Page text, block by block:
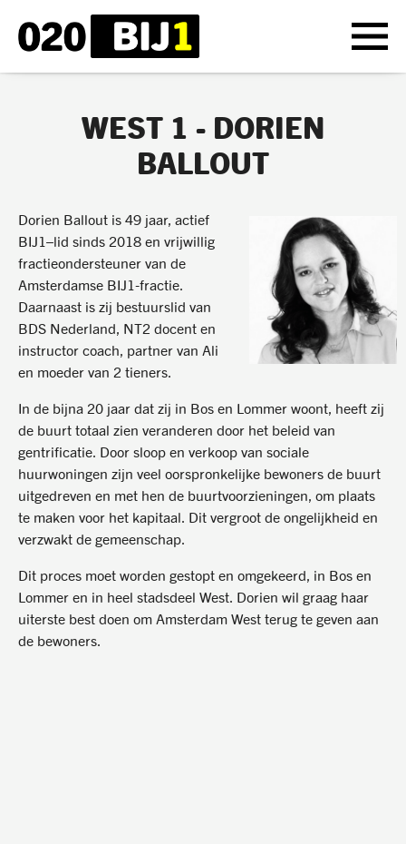
WEST 1 - DORIEN
BALLOUT
Dorien Ballout is 49 jaar, actief
BIJ1–lid sinds 2018 en vrijwillig
fractieondersteuner van de
Amsterdamse BIJ1-fractie.
Daarnaast is zij bestuurslid van
BDS Nederland, NT2 docent en
instructor coach, partner van Ali
en moeder van 2 tieners.
In de bijna 20 jaar dat zij in Bos en Lommer woont, heeft zij
de buurt totaal zien veranderen door het beleid van
gentrificatie. Door sloop en verkoop van sociale
huurwoningen zijn veel oorspronkelijke bewoners de buurt
uitgedreven en met hen de buurtvoorzieningen, om plaats
te maken voor het kapitaal. Dit vergroot de ongelijkheid en
verzwakt de gemeenschap.
Dit proces moet worden gestopt en omgekeerd, in Bos en
Lommer en in heel stadsdeel West. Dorien wil graag haar
uiterste best doen om Amsterdam West terug te geven aan
de bewoners.